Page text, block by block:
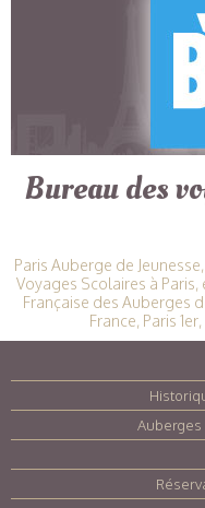
Bureau des
Paris Auberge de
Voyages Scolaires à Paris,
Française des Auberges
France, Paris
Auberges